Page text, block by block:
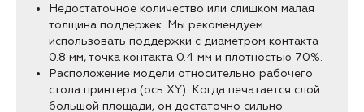
Недостаточное количество или слишком малая
толщина поддержек. Мы рекомендуем
использовать поддержки с диаметром контакта
0.8 мм, точка контакта 0.4 мм и плотностью 70%.
Расположение модели относительно рабочего
стола принтера (ось XY). Когда печатается слой
большой площади, он достаточно сильно